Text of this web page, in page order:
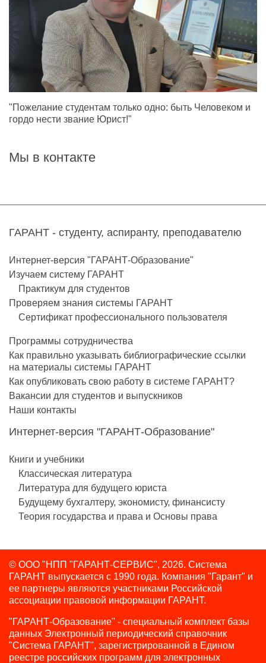
"Пожелание студентам только одно: быть Человеком и
гордо нести звание Юрист!"
Мы в контакте
ГАРАНТ - студенту, аспиранту, преподавателю
Интернет-версия "ГАРАНТ-Образование"
Изучаем систему ГАРАНТ
Практикум для студентов
Проверяем знания системы ГАРАНТ
Сертификат профессионального пользователя
Программы сотрудничества
Как правильно указывать библиографические ссылки
на материалы системы ГАРАНТ
Как опубликовать свою работу в системе ГАРАНТ?
Вакансии для студентов и выпускников
Наши контакты
Интернет-версия "ГАРАНТ-Образование"
Книги и учебники
Классическая литература
Литература для будущего юриста
Будущему бухгалтеру, экономисту, финансисту
Теория государства и права и Основы права
© ООО "НПП "ГАРАНТ-СЕРВИС", 2026. Система
ГАРАНТ выпускается с 1990 года. Компания "Гарант" и
ее партнеры являются участниками Российской
ассоциации правовой информации ГАРАНТ.
"ГАРАНТ-Образование" - специальный комплект базы
данных Электронный периодический справочник
"Система ГАРАНТ", зарегистрированной в Едином
реестре российских программ для электронных